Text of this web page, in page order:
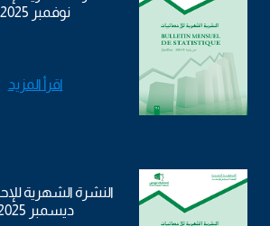
نوفمبر 2025
اقرأ المزيد
النشرة الشهرية
ديسمبر 2025